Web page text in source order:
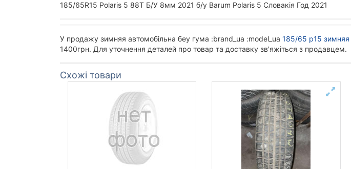
185/65R15 Polaris 5 88T Б/У 8мм 2021 б/у Barum Polaris 5 Словакія Год 2021
У продажу зимняя автомобільна беу гума :brand_ua :model_ua 185/65 р15 зимняя
1400грн. Для уточнення деталей про товар та доставку зв'яжіться з продавцем.
Схожі товари